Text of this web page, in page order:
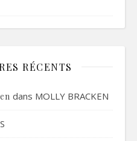
RÉCENTS
dans MOLLY BRACKEN